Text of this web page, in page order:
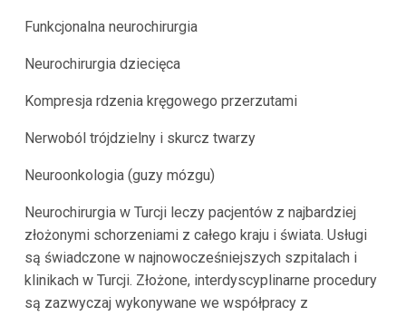
Funkcjonalna neurochirurgia
Neurochirurgia dziecięca
Kompresja rdzenia kręgowego przerzutami
Nerwoból trójdzielny i skurcz twarzy
Neuroonkologia (guzy mózgu)
Neurochirurgia w Turcji leczy pacjentów z najbardziej
złożonymi schorzeniami z całego kraju i świata. Usługi
są świadczone w najnowocześniejszych szpitalach i
klinikach w Turcji. Złożone, interdyscyplinarne procedury
są zazwyczaj wykonywane we współpracy z